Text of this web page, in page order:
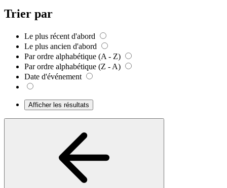
Trier par
Le plus récent d'abord
Le plus ancien d'abord
Par ordre alphabétique (A - Z)
Par ordre alphabétique (Z - A)
Date d'événement
Afficher les résultats